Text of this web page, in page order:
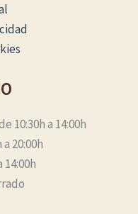
10:30h a 14:00h
20:00h
14:00h